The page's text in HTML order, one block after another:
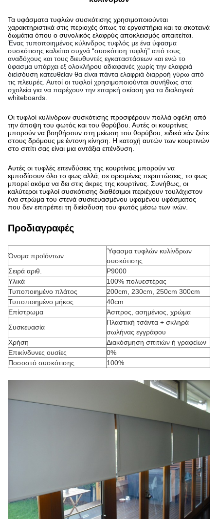
Τα υφάσματα τυφλών συσκότισης χρησιμοποιούνται
χαρακτηριστικά στις περιοχές όπως τα εργαστήρια και τα σκοτεινά
δωμάτια όπου ο συνολικός ελαφρύς αποκλεισμός απαιτείται.
Ένας τυποποιημένος κύλινδρος τυφλός με ένα ύφασμα
συσκότισης καλείται συχνά “συσκότιση τυφλή” από τους
αναδόχους και τους διευθυντές εγκαταστάσεων και ενώ το
ύφασμα υπάρχει εξ ολοκλήρου αδιαφανές χωρίς την ελαφριά
διείσδυση κατευθείαν θα είναι πάντα ελαφριά διαρροή γύρω από
τις πλευρές. Αυτοί οι τυφλοί χρησιμοποιούνται συνήθως στα
σχολεία για να παρέχουν την επαρκή σκίαση για τα διαλογικά
whiteboards.
Οι τυφλοί κυλίνδρων συσκότισης προσφέρουν πολλά οφέλη από
την άποψη του φωτός και του θορύβου. Αυτές οι κουρτίνες
μπορούν να βοηθήσουν στη μείωση του θορύβου ειδικά εάν ζείτε
στους δρόμους με έντονη κίνηση. Η κατοχή αυτών των κουρτινών
στο σπίτι σας είναι μια αντάξια επένδυση.
Αυτές οι τυφλές επενδύσεις της κουρτίνας μπορούν να
εμποδίσουν όλο το φως αλλά σε ορισμένες περιπτώσεις το φως
μπορεί ακόμα να δει στις άκρες της κουρτίνας. Συνήθως οι
καλύτεροι τυφλοί συσκότισης διαθέσιμοι περιέχουν τουλάχιστον
ένα στρώμα του στενά συσκευασμένου υφαμένου υφάσματος
που δεν επιτρέπει τη διείσδυση του φωτός μέσω των ινών.
Προδιαγραφές
Όνομα προϊόντων
Ύφασμα τυφλών κυλίνδρων
συσκότισης
Σειρά αριθ.
P9000
Υλικά
100% πολυεστέρας
Τυποποιημένο πλάτος
200cm, 230cm, 250cm 300cm
Τυποποιημένο μήκος
40cm
Επίστρωμα
Άσπρος, ασημένιος, χρώμα
Συσκευασία
Πλαστική τσάντα + σκληρά
σωλήνας εγγράφου
Χρήση
Διακόσμηση σπιτιών ή γραφείων
Επικίνδυνες ουσίες
0%
Ποσοστό συσκότισης
100%